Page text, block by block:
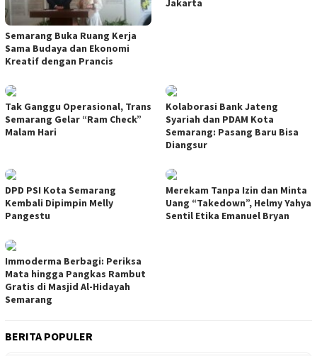
Semarang Buka Ruang Kerja
Sama Budaya dan Ekonomi
Kreatif dengan Prancis
Jakarta
Tak Ganggu Operasional, Trans
Semarang Gelar “Ram Check”
Malam Hari
Kolaborasi Bank Jateng
Syariah dan PDAM Kota
Semarang: Pasang Baru Bisa
Diangsur
DPD PSI Kota Semarang
Kembali Dipimpin Melly
Pangestu
Merekam Tanpa Izin dan Minta
Uang “Takedown”, Helmy Yahya
Sentil Etika Emanuel Bryan
Immoderma Berbagi: Periksa
Mata hingga Pangkas Rambut
Gratis di Masjid Al-Hidayah
Semarang
BERITA POPULER